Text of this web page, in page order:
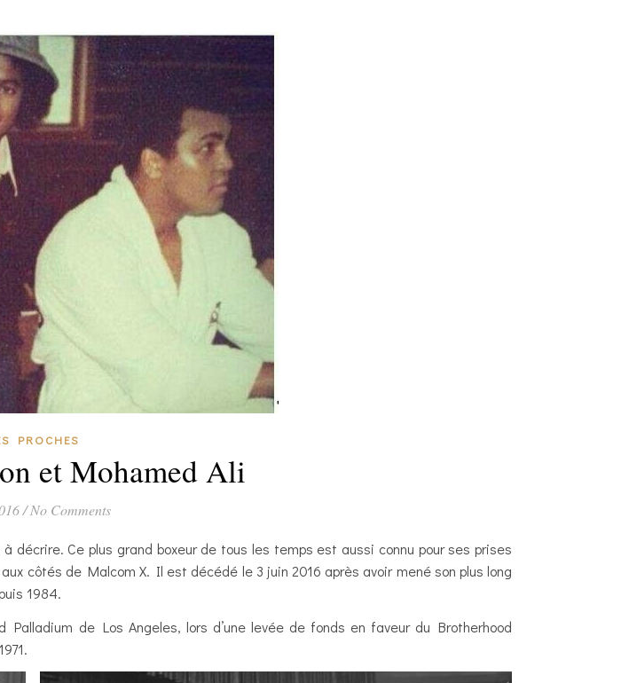
PROCHES
et Mohamed Ali
/ No Comments
décrire. Ce plus grand boxeur de tous les temps est aussi connu pour ses prises
côtés de Malcom X. Il est décédé le 3 juin 2016 après avoir mené son plus long
1984.
de Los Angeles, lors d’une levée de fonds en faveur du Brotherhood